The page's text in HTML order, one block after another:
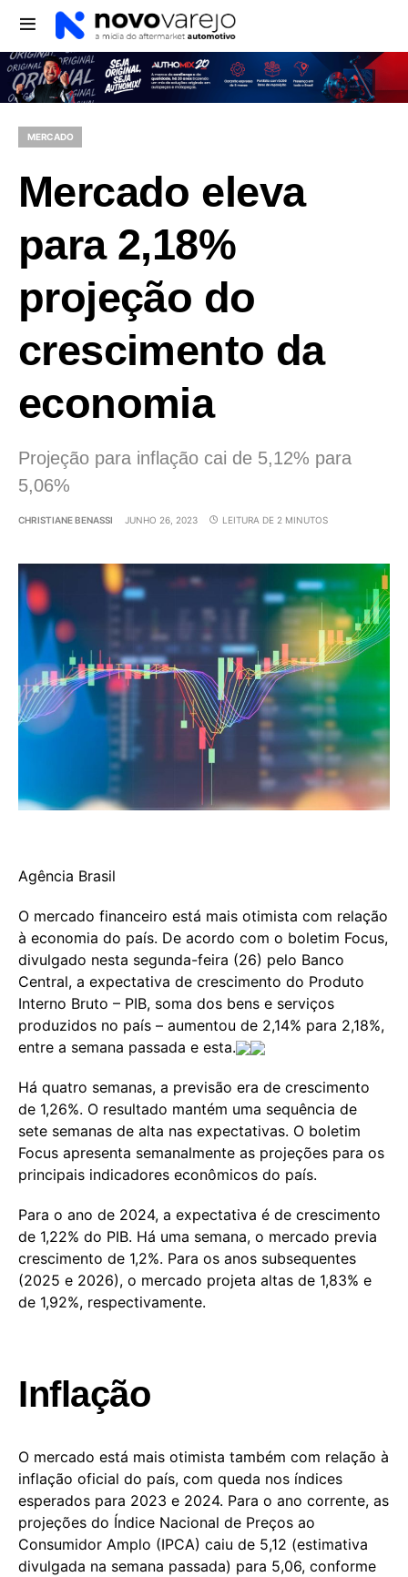
MERCADO
Mercado eleva
para 2,18%
projeção do
crescimento da
economia
Projeção para inflação cai de 5,12% para
5,06%
CHRISTIANE BENASSI JUNHO 26, 2023 LEITURA DE 2 MINUTOS
Agência Brasil
O mercado financeiro está mais otimista com relação
à economia do país. De acordo com o boletim Focus,
divulgado nesta segunda-feira (26) pelo Banco
Central, a expectativa de crescimento do Produto
Interno Bruto – PIB, soma dos bens e serviços
produzidos no país – aumentou de 2,14% para 2,18%,
entre a semana passada e esta.
Há quatro semanas, a previsão era de crescimento
de 1,26%. O resultado mantém uma sequência de
sete semanas de alta nas expectativas. O boletim
Focus apresenta semanalmente as projeções para os
principais indicadores econômicos do país.
Para o ano de 2024, a expectativa é de crescimento
de 1,22% do PIB. Há uma semana, o mercado previa
crescimento de 1,2%. Para os anos subsequentes
(2025 e 2026), o mercado projeta altas de 1,83% e
de 1,92%, respectivamente.
Inflação
O mercado está mais otimista também com relação à
inflação oficial do país, com queda nos índices
esperados para 2023 e 2024. Para o ano corrente, as
projeções do Índice Nacional de Preços ao
Consumidor Amplo (IPCA) caiu de 5,12 (estimativa
divulgada na semana passada) para 5,06, conforme